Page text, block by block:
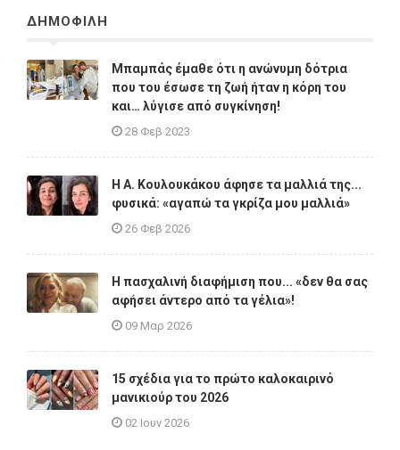
ΔΗΜΟΦΙΛΗ
Μπαμπάς έμαθε ότι η ανώνυμη δότρια
που του έσωσε τη ζωή ήταν η κόρη του
και… λύγισε από συγκίνηση!
28 Φεβ 2023
Η A. Κουλουκάκου άφησε τα μαλλιά της...
φυσικά: «αγαπώ τα γκρίζα μου μαλλιά»
26 Φεβ 2026
Η πασχαλινή διαφήμιση που... «δεν θα σας
αφήσει άντερο από τα γέλια»!
09 Μαρ 2026
15 σχέδια για το πρώτο καλοκαιρινό
μανικιούρ του 2026
02 Ιουν 2026